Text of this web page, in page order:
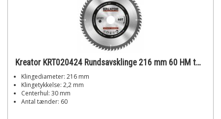
Kreator KRT020424 Rundsavsklinge 216 mm 60 HM tænder
Klingediameter: 216 mm
Klingetykkelse: 2,2 mm
Centerhul: 30 mm
Antal tænder: 60